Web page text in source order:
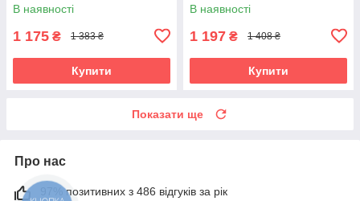
В наявності
1 175 ₴ 1 383 ₴
Купити
В наявності
1 197 ₴ 1 408 ₴
Купити
Показати ще
Про нас
97% позитивних з 486 відгуків за рік